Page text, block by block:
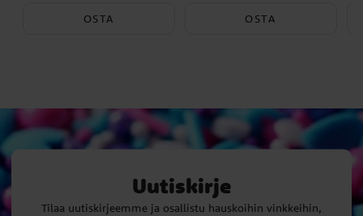
OSTA OSTA
Uutiskirje
Tilaa uutiskirjeemme ja osallistu hauskoihin vinkkeihin,